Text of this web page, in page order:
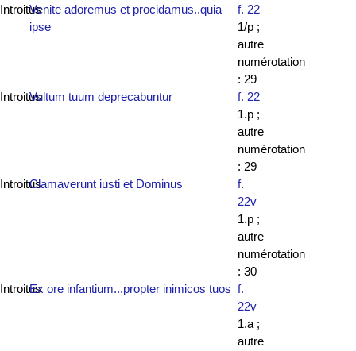
IntroitusVenite adoremus et procidamus..quia
ipse
f. 22
1/p ;
autre
numérotation
: 29
IntroitusVultum tuum deprecabuntur
f. 22
1.p ;
autre
numérotation
: 29
IntroitusClamaverunt iusti et Dominus
f.
22v
1.p ;
autre
numérotation
: 30
IntroitusEx ore infantium...propter inimicos tuos f.
22v
1.a ;
autre